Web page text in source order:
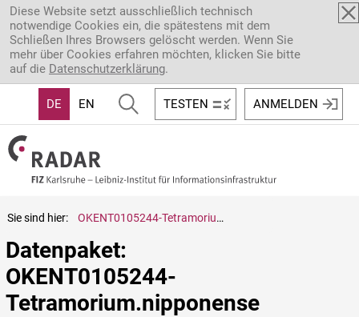
Direkt zum Inhalt
Diese Website setzt ausschließlich technisch
notwendige Cookies ein, die spätestens mit dem
Schließen Ihres Browsers gelöscht werden. Wenn Sie
mehr über Cookies erfahren möchten, klicken Sie bitte
auf die Datenschutzerklärung.
DE EN TESTEN ANMELDEN
Sie sind hier: OKENT0105244-Tetramorium.nipponense
Datenpaket:
OKENT0105244-
Tetramorium.nipponense